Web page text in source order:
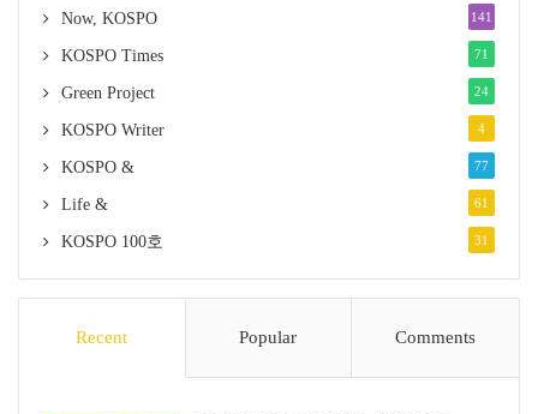
Now, KOSPO 141
KOSPO Times 71
Green Project 24
KOSPO Writer 4
KOSPO & 77
Life & 61
KOSPO 100호 31
Recent Popular Comments